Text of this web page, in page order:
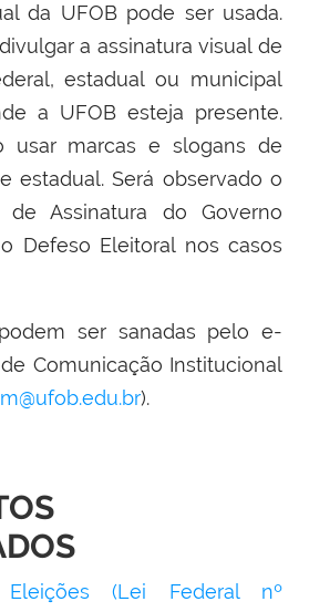
da UFOB pode ser usada.
a assinatura visual de
estadual ou municipal
a UFOB esteja presente.
usar marcas e slogans de
estadual. Será observado o
Assinatura do Governo
Defeso Eleitoral nos casos
ser sanadas pelo e-
Comunicação Institucional
).
(Lei Federal nº